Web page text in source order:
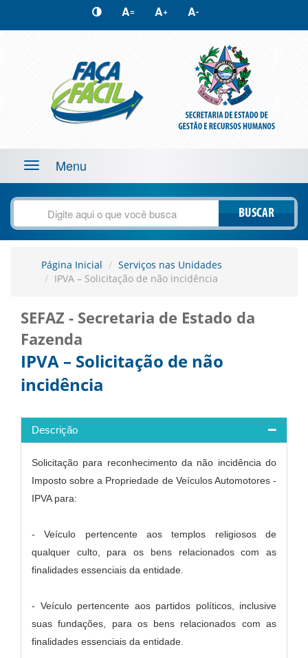
A= A+ A-
Toggle
navigation
Menu
BUSCAR
Página Inicial
Serviços nas Unidades
IPVA – Solicitação de não incidência
SEFAZ - Secretaria de Estado da
Fazenda
IPVA – Solicitação de não
incidência
Descrição
Solicitação para reconhecimento da não incidência do
Imposto sobre a Propriedade de Veículos Automotores -
IPVA para:
- Veículo pertencente aos templos religiosos de
qualquer culto, para os bens relacionados com as
finalidades essenciais da entidade.
- Veículo pertencente aos partidos políticos, inclusive
suas fundações, para os bens relacionados com as
finalidades essenciais da entidade.